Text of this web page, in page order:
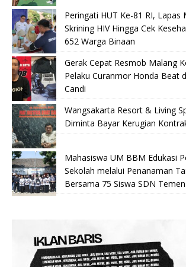
Peringati HUT Ke-81 RI, Lapas
Skrining HIV Hingga Cek
652 Warga Binaan
Gerak Cepat Resmob Malang
Pelaku Curanmor Honda Beat
Candi
Wangsakarta Resort & Living
Diminta Bayar Kerugian
Mahasiswa UM BBM Edukasi
Sekolah melalui Penanaman
Bersama 75 Siswa SDN